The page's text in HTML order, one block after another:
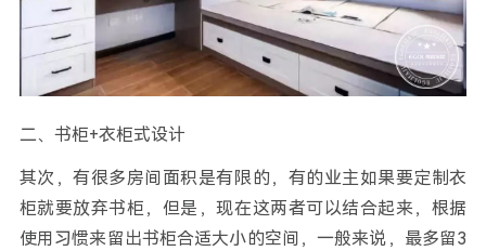
二、书柜+衣柜式设计
其次，有很多房间面积是有限的，有的业主如果要定制衣
柜就要放弃书柜，但是，现在这两者可以结合起来，根据
使用习惯来留出书柜合适大小的空间，一般来说，最多留3